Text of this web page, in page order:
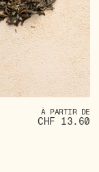
À PARTIR DE
CHF 13.60